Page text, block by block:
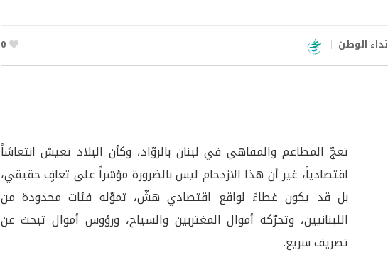
نداء الوطن 0
تعجّ المطاعم والمقاهي في لبنان بالروّاد، وكأن البلاد تعيش انتعاشاً
اقتصادياً، غير أن هذا الازدحام ليس بالضرورة مؤشراً على تعافٍ حقيقي،
بل قد يكون غطاءً لواقع اقتصادي هشّ، تموّله فئات محدودة من
اللبنانيين، وتحرّكه أموال المغتربين والسياح، ورؤوس أموال تبحث عن
تصريف سريع.